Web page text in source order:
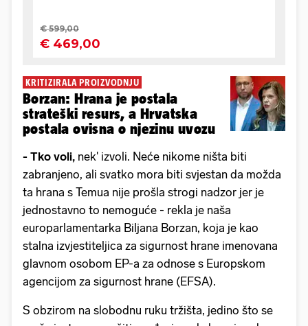
KRITIZIRALA PROIZVODNJU
Borzan: Hrana je postala
strateški resurs, a Hrvatska
postala ovisna o njezinu uvozu
- Tko voli, nek' izvoli. Neće nikome ništa biti
zabranjeno, ali svatko mora biti svjestan da možda
ta hrana s Temua nije prošla strogi nadzor jer je
jednostavno to nemoguće - rekla je naša
europarlamentarka Biljana Borzan, koja je kao
stalna izvjestiteljica za sigurnost hrane imenovana
glavnom osobom EP-a za odnose s Europskom
agencijom za sigurnost hrane (EFSA).
S obzirom na slobodnu ruku tržišta, jedino što se